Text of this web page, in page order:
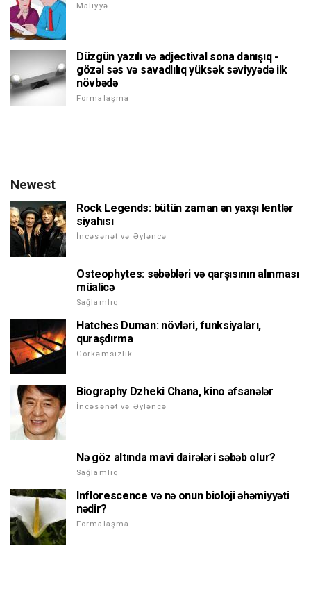
Maliyyə
Düzgün yazılı və adjectival sona danışıq -
gözəl səs və savadlılıq yüksək səviyyədə ilk
növbədə
Formalaşma
Newest
Rock Legends: bütün zaman ən yaxşı lentlər
siyahısı
İncəsənət və Əyləncə
Osteophytes: səbəbləri və qarşısının alınması
müalicə
Sağlamlıq
Hatches Duman: növləri, funksiyaları,
quraşdırma
Görkəmsizlik
Biography Dzheki Chana, kino əfsanələr
İncəsənət və Əyləncə
Nə göz altında mavi dairələri səbəb olur?
Sağlamlıq
Inflorescence və nə onun bioloji əhəmiyyəti
nədir?
Formalaşma